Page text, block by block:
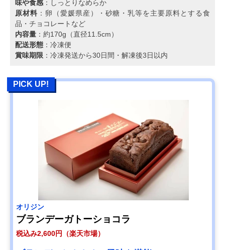
味や食感 ：しっとりなめらか
原材料 ：卵（愛媛県産）・砂糖・乳等を主要原料とする食
品・チョコレートなど
内容量 ：約170g（直径11.5cm）
配送形態 ：冷凍便
賞味期限 ：冷凍発送から30日間・解凍後3日以内
PICK UP!
オリジン
ブランデーガトーショコラ
税込み2,600円（楽天市場）